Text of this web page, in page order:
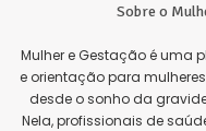
Sobre o
Mulher e Gestação é uma
e orientação para
desde o sonho da
Nela, profissionais de